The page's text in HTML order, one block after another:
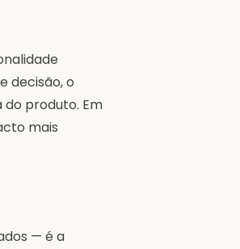
decisão, o
produto. Em
mais
— é a